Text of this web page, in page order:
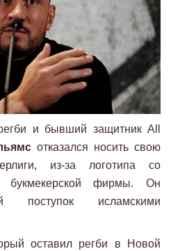
и бывший защитник All
отказался носить свою
из-за логотипа со
букмекерской фирмы. Он
поступок исламскими
оставил регби в Новой